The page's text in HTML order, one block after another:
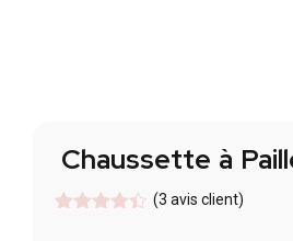
Chaussette à
(3 avis client)